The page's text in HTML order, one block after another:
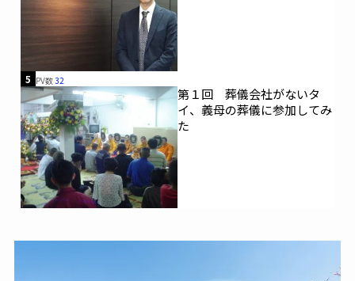
5 PV数32
第１回 葬儀会社がないタ
イ、義母の葬儀に参加してみ
た